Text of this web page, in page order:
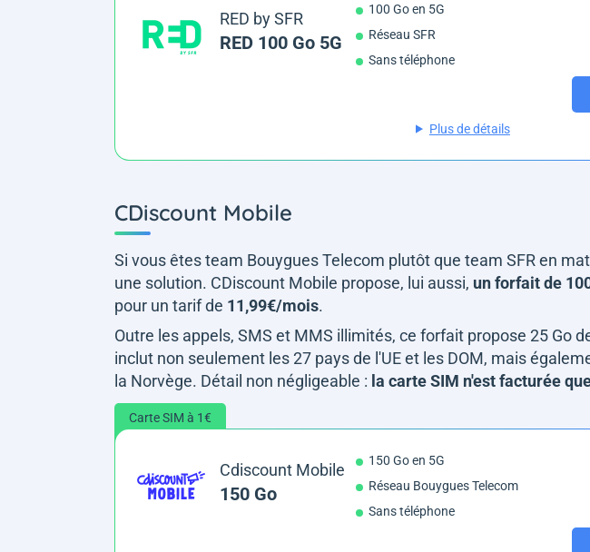
RED by SFR
RED 100 Go 5G
100 Go en 5G
Réseau SFR
Sans téléphone
Plus de détails
CDiscount Mobile
Si vous êtes team Bouygues Telecom plutôt que team SFR en
une solution. CDiscount Mobile propose, lui aussi, un forfait de
pour un tarif de 11,99€/mois.
Outre les appels, SMS et MMS illimités, ce forfait propose 25 Go
inclut non seulement les 27 pays de l'UE et les DOM, mais
la Norvège. Détail non négligeable : la carte SIM n'est facturée
Carte SIM à 1€
Cdiscount Mobile
150 Go
150 Go en 5G
Réseau Bouygues Telecom
Sans téléphone